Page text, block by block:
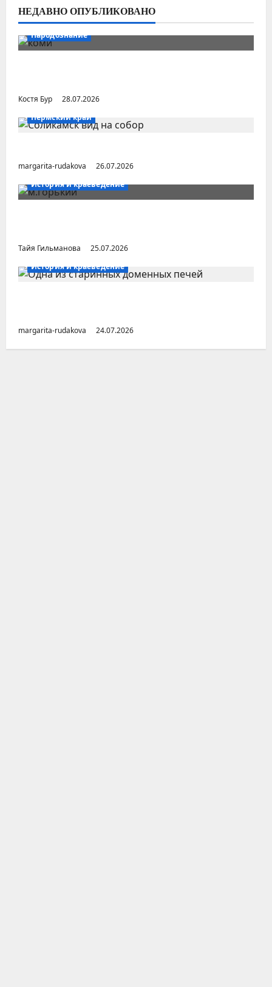
НЕДАВНО ОПУБЛИКОВАНО
Народознание
Костя Бур
28.07.2026
Пермский край
margarita-rudakova
26.07.2026
История и краеведение
Тайя Гильманова
25.07.2026
История и краеведение
margarita-rudakova 24.07.2026